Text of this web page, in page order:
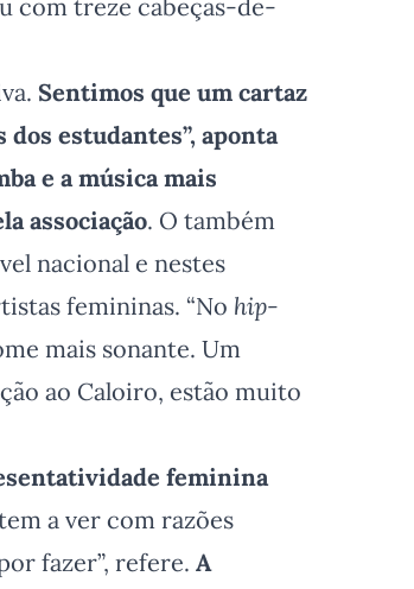
com treze cabeças-de-
Sentimos que um cartaz
estudantes”, aponta
e a música mais
associação. O também
nacional e nestes
femininas. “No hip-
mais sonante. Um
ao Caloiro, estão muito
feminina
a ver com razões
fazer”, refere. A